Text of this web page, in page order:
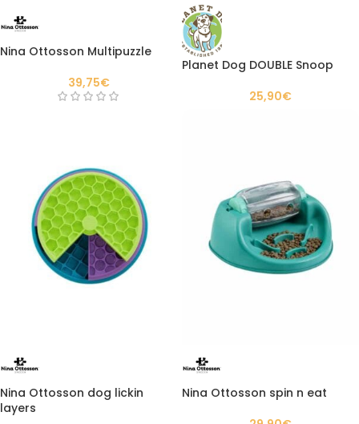
Nina Ottosson Multipuzzle
39,75€
Planet Dog DOUBLE Snoop
25,90€
Nina Ottosson dog lickin
layers
Nina Ottosson spin n eat